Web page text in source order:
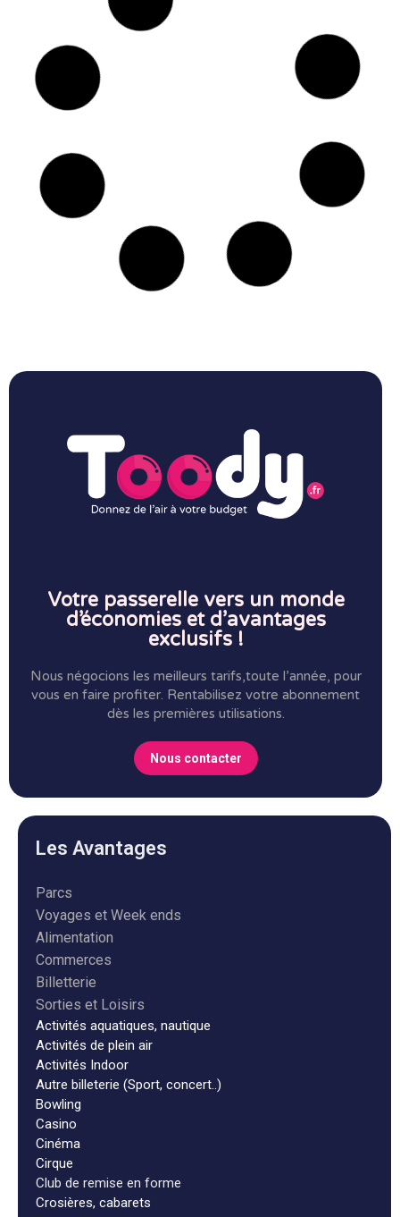
Votre passerelle vers un monde
d’économies et d’avantages
exclusifs !
Nous négocions les meilleurs tarifs,toute l’année, pour
vous en faire profiter. Rentabilisez votre abonnement
dès les premières utilisations.
Nous contacter
Les Avantages
Parcs
Voyages et Week ends
Alimentation
Commerces
Billetterie
Sorties et Loisirs
Activités aquatiques, nautique
Activités de plein air
Activités Indoor
Autre billeterie (Sport, concert..)
Bowling
Casino
Cinéma
Cirque
Club de remise en forme
Crosières, cabarets